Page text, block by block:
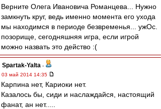
Верните Олега Ивановича Романцева... Нужно
замкнуть круг, ведь именно момента его ухода
мы находимся в периоде безвременья... ужОс.
позорище, сегодняшняя игра, если игрой
можно назвать это действо :(
Spartak-Yalta -
03 май 2014 14:35
Карпина нет, Кариоки нет.
Казалось бы, сиди и наслаждайся, настоящий
фанат, ан нет.....